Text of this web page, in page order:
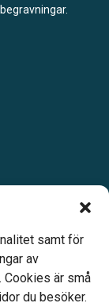
samt för
av
Cookies är små
du besöker.